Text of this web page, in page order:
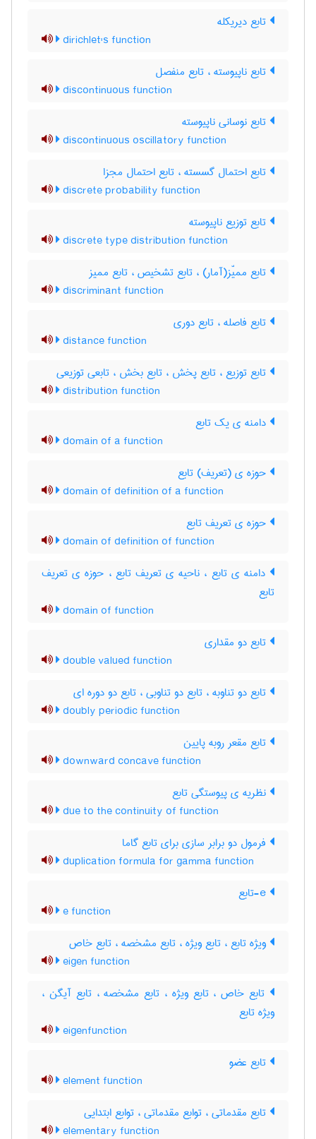
تابع دیریکله
dirichlet's function
تابع ناپیوسته ، تابع منفصل
discontinuous function
تابع نوسانی ناپیوسته
discontinuous oscillatory function
تابع احتمال گسسته ، تابع احتمال مجزا
discrete probability function
تابع توزیع ناپیوسته
discrete type distribution function
تابع ممیّز(آمار) ، تابع تشخیص ، تابع ممیز
discriminant function
تابع فاصله ، تابع دوری
distance function
تابع توزیع ، تابع پخش ، تابع بخش ، تابعی توزیعی
distribution function
دامنه ی یک تابع
domain of a function
حوزه ی (تعریف) تابع
domain of definition of a function
حوزه ی تعریف تابع
domain of definition of function
دامنه ی تابع ، ناحیه ی تعریف تابع ، حوزه ی تعریف
تابع
domain of function
تابع دو مقداری
double valued function
تابع دو تناوبه ، تابع دو تناوبی ، تابع دو دوره ای
doubly periodic function
تابع مقعر روبه پایین
downward concave function
نظریه ی پیوستگی تابع
due to the continuity of function
فرمول دو برابر سازی برای تابع گاما
duplication formula for gamma function
e function
ویژه تابع ، تابع ویژه ، تابع مشخصه ، تابع خاص
eigen function
تابع خاص ، تابع ویژه ، تابع مشخصه ، تابع آیگن ،
ویژه تابع
eigenfunction
تابع عضو
element function
تابع مقدماتی ، توابع مقدماتی ، توابع ابتدایی
elementary function